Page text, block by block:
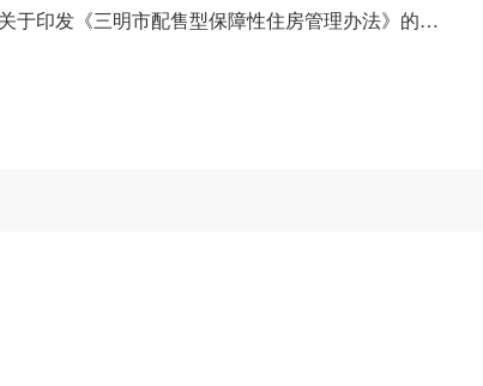
三明市住房和城乡建设局 三明市发展和改革委员会 三明市财政局 三明市自然资源局关于印发《三明市配售型保障性住房管理办法》的通知